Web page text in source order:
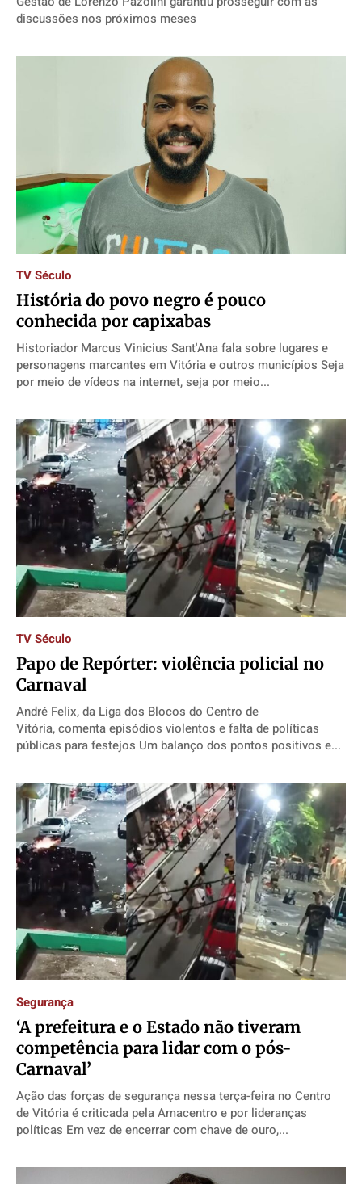
discussões nos próximos meses
TV Século
História do povo negro é pouco
conhecida por capixabas
Historiador Marcus Vinicius Sant'Ana fala sobre lugares e
personagens marcantes em Vitória e outros municípios Seja
por meio de vídeos na internet, seja por meio...
TV Século
Papo de Repórter: violência policial no
Carnaval
André Felix, da Liga dos Blocos do Centro de
Vitória, comenta episódios violentos e falta de políticas
públicas para festejos Um balanço dos pontos positivos e...
Segurança
‘A prefeitura e o Estado não tiveram
competência para lidar com o pós-
Carnaval’
Ação das forças de segurança nessa terça-feira no Centro
de Vitória é criticada pela Amacentro e por lideranças
políticas Em vez de encerrar com chave de ouro,...